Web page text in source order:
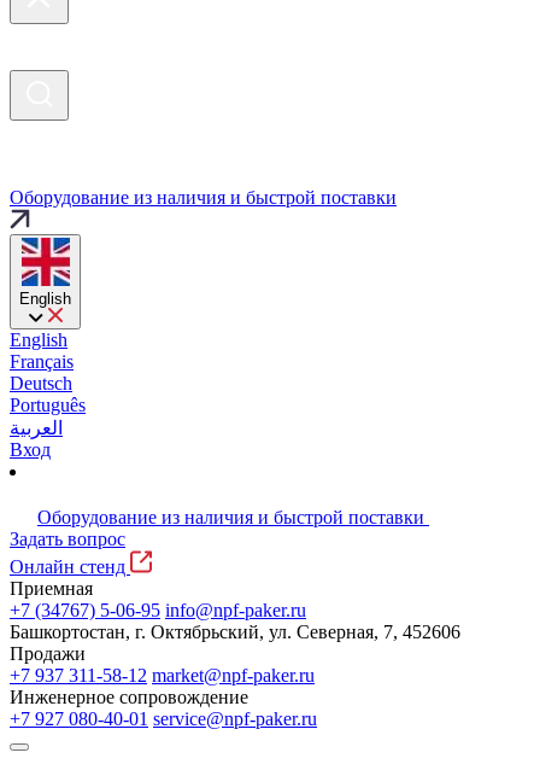
Оборудование из наличия и быстрой поставки
English
English
Français
Deutsch
Português
العربية
Вход
Оборудование из наличия и быстрой поставки
Задать вопрос
Онлайн стенд
Приемная
+7 (34767) 5-06-95 info@npf-paker.ru
Башкортостан, г. Октябрьский, ул. Северная, 7, 452606
Продажи
+7 937 311-58-12 market@npf-paker.ru
Инженерное сопровождение
+7 927 080-40-01 service@npf-paker.ru